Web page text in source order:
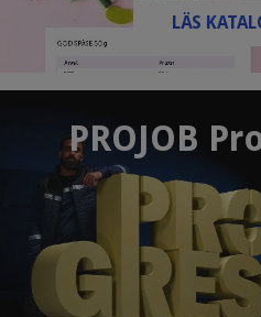
LÄS
PROJOB